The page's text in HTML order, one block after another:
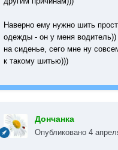
Наверно ему нужно шить
одежды - он у меня
на сиденье, сего мне ну
к такому шитью)))
Дончанка
Опубликовано 4